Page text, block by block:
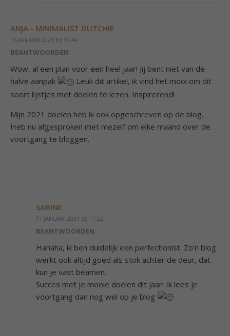
ANJA - MINIMALIST DUTCHIE
16 JANUARI 2021 BIJ 17:44
BEANTWOORDEN
Wow, al een plan voor een heel jaar! Jij bent niet van de
halve aanpak
Leuk dit artikel, ik vind het mooi om dit
soort lijstjes met doelen te lezen. Inspirerend!
Mijn 2021 doelen heb ik ook opgeschreven op de blog.
Heb nu afgesproken met mezelf om elke maand over de
voortgang te bloggen.
SABINE
17 JANUARI 2021 BIJ 17:22
BEANTWOORDEN
Hahaha, ik ben duidelijk een perfectionist. Zo’n blog
werkt ook altijd goed als stok achter de deur, dat
kun je vast beamen.
Succes met je mooie doelen dit jaar! Ik lees je
voortgang dan nog wel op je blog